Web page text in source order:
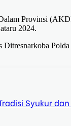
Provinsi
2024.
Syukur